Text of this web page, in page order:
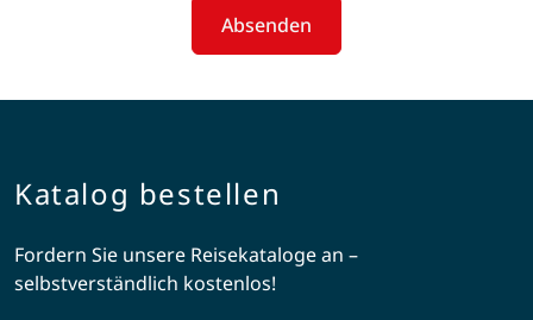
Absenden
Katalog bestellen
Fordern Sie unsere Reisekataloge an –
selbstverständlich kostenlos!